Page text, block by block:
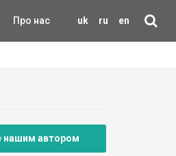
uk ru en
Про нас
нашим автором